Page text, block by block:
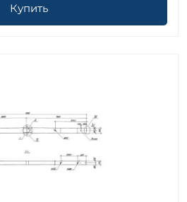
Купить